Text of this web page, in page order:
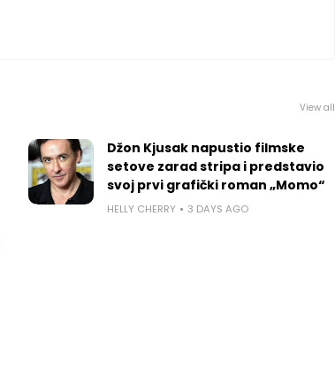
View all
Džon Kjusak napustio filmske
setove zarad stripa i predstavio
svoj prvi grafički roman „Momo“
HELLY CHERRY 3 DAYS AGO